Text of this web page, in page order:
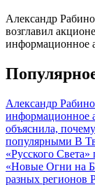
Александр
возглавил
информационное
Александр
информационное
объяснила,
популярными В
«Русского
«Новые Огни на
разных регионов